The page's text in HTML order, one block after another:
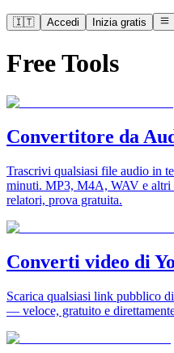
🇮🇹 Accedi Inizia gratis
Free Tools
Convertitore da
Trascrivi qualsiasi file audio in
minuti. MP3, M4A, WAV e
relatori, prova gratuita.
Converti video di
Scarica qualsiasi link pubblico
— veloce, gratuito e